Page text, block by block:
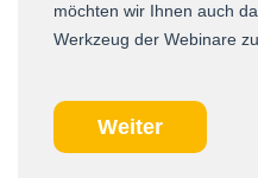
möchten wir Ihnen auch
Werkzeug der Webinare
Weiter